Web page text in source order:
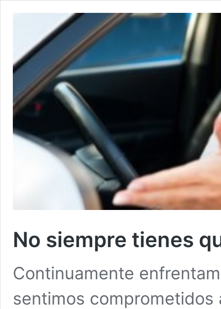
No siempre tienes
Continuamente
sentimos comprometidos